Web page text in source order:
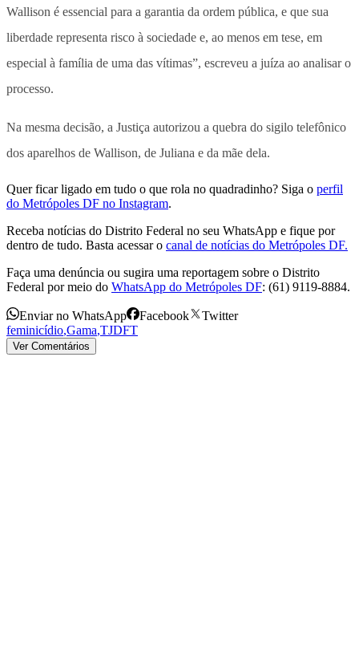
Wallison é essencial para a garantia da ordem pública, e que sua
liberdade representa risco à sociedade e, ao menos em tese, em
especial à família de uma das vítimas”, escreveu a juíza ao analisar o
processo.
Na mesma decisão, a Justiça autorizou a quebra do sigilo telefônico
dos aparelhos de Wallison, de Juliana e da mãe dela.
Quer ficar ligado em tudo o que rola no quadradinho? Siga o perfil
do Metrópoles DF no Instagram.
Receba notícias do Distrito Federal no seu WhatsApp e fique por
dentro de tudo. Basta acessar o canal de notícias do Metrópoles DF.
Faça uma denúncia ou sugira uma reportagem sobre o Distrito
Federal por meio do WhatsApp do Metrópoles DF: (61) 9119-8884.
Enviar no WhatsApp Facebook
Twitter
feminicídio,Gama,TJDFT
Ver Comentários